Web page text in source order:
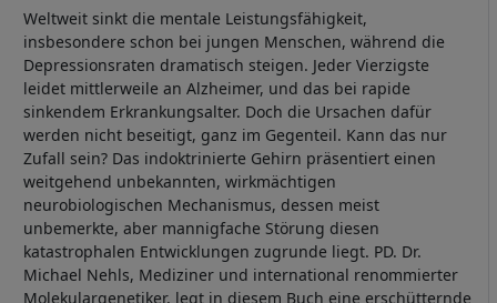
Weltweit sinkt die mentale Leistungsfähigkeit,
insbesondere schon bei jungen Menschen, während die
Depressionsraten dramatisch steigen. Jeder Vierzigste
leidet mittlerweile an Alzheimer, und das bei rapide
sinkendem Erkrankungsalter. Doch die Ursachen dafür
werden nicht beseitigt, ganz im Gegenteil. Kann das nur
Zufall sein? Das indoktrinierte Gehirn präsentiert einen
weitgehend unbekannten, wirkmächtigen
neurobiologischen Mechanismus, dessen meist
unbemerkte, aber mannigfache Störung diesen
katastrophalen Entwicklungen zugrunde liegt. PD. Dr.
Michael Nehls, Mediziner und international renommierter
Molekulargenetiker, legt in diesem Buch eine erschütternde